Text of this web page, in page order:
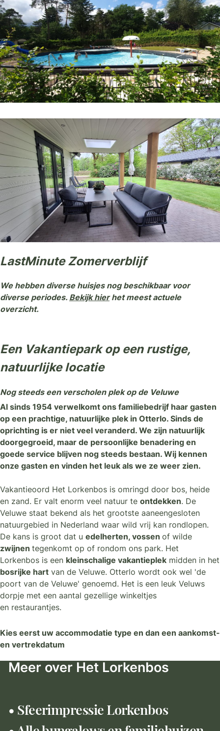
LastMinute Zomerverblijf
We hebben diverse huisjes nog beschikbaar voor
diverse periodes. Bekijk hierhet meest actuele
overzicht.
Een Vakantiepark op een rustige,
natuurlijke locatie
Nog steeds een verscholen plek op de Veluwe
Al sinds 1954 verwelkomt ons familiebedrijf haar gasten
op een prachtige, natuurlijke plek in Otterlo. Sinds de
oprichting is er niet veel veranderd. We zijn natuurlijk
doorgegroeid, maar de persoonlijke benadering en
goede service blijven nog steeds bestaan. Wij kennen
onze gasten en vinden het leuk als we ze weer zien.
Vakantieoord Het Lorkenbos is omringd door bos, heide
en zand. Er valt enorm veel natuur te ontdekken. De
Veluwe staat bekend als het grootste aaneengesloten
natuurgebied in Nederland waar wild vrij kan rondlopen.
De kans is groot dat u edelherten, vossen of wilde
zwijnen tegenkomt op of rondom ons park. Het
Lorkenbos is een kleinschalige vakantieplek midden in het
bosrijke hart van de Veluwe. Otterlo wordt ook wel 'de
poort van de Veluwe' genoemd. Het is een leuk Veluws
dorpje met een aantal gezellige winkeltjes
en restaurantjes.
Kies eerst uw accommodatie type en dan een aankomst-
en vertrekdatum
Meer over Het Lorkenbos
• Sfeerimpressie Lorkenbos